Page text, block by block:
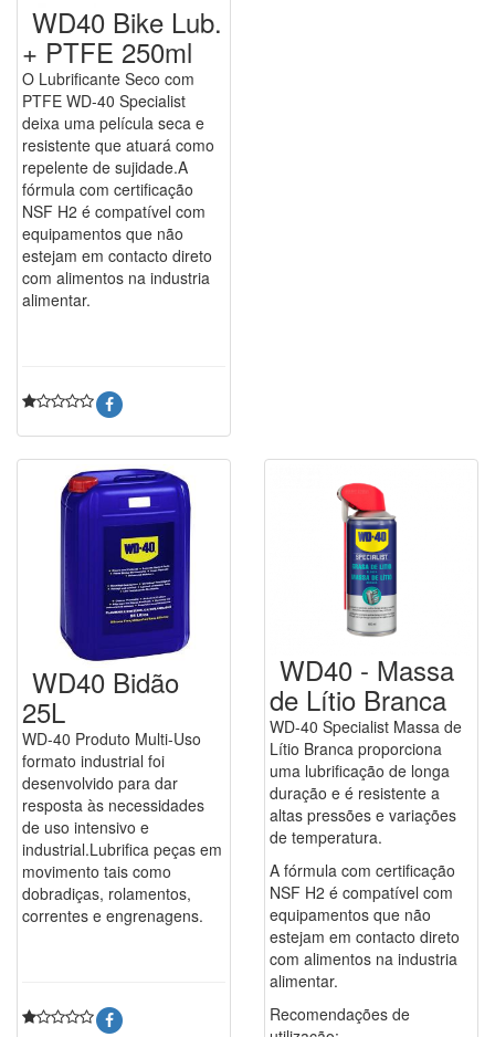
WD40 Bike Lub.
+ PTFE 250ml
O Lubrificante Seco com
PTFE WD-40 Specialist
deixa uma película seca e
resistente que atuará como
repelente de sujidade.A
fórmula com certificação
NSF H2 é compatível com
equipamentos que não
estejam em contacto direto
com alimentos na industria
alimentar.
WD40 Bidão
25L
WD-40 Produto Multi-Uso
formato industrial foi
desenvolvido para dar
resposta às necessidades
de uso intensivo e
industrial.Lubrifica peças em
movimento tais como
dobradiças, rolamentos,
correntes e engrenagens.
WD40 - Massa
de Lítio Branca
WD-40 Specialist Massa de
Lítio Branca proporciona
uma lubrificação de longa
duração e é resistente a
altas pressões e variações
de temperatura.
A fórmula com certificação
NSF H2 é compatível com
equipamentos que não
estejam em contacto direto
com alimentos na industria
alimentar.
Recomendações de